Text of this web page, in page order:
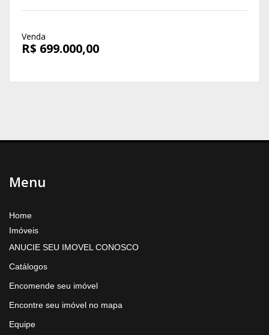
Venda
R$ 699.000,00
Menu
Home
Imóveis
ANUCIE SEU IMOVEL CONOSCO
Catálogos
Encomende seu imóvel
Encontre seu imóvel no mapa
Equipe